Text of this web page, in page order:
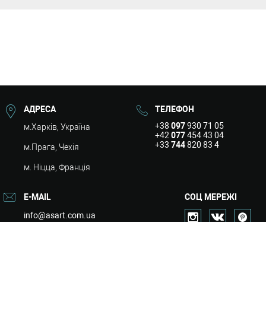
АДРЕСА
м.Харків, Україна
м.Прага, Чехія
м. Ніцца, Франція
ТЕЛЕФОН
+38097930 71 05
+42077454 43 04
+33744820 83 4
E-MAIL
info@asart.com.ua
СОЦ МЕРЕЖІ